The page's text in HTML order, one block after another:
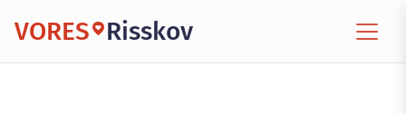
VORES Risskov